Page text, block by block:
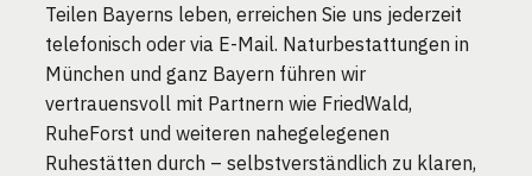
Teilen Bayerns leben, erreichen Sie uns jederzeit
telefonisch oder via E-Mail. Naturbestattungen in
München und ganz Bayern führen wir
vertrauensvoll mit Partnern wie FriedWald,
RuheForst und weiteren nahegelegenen
Ruhestätten durch – selbstverständlich zu klaren,